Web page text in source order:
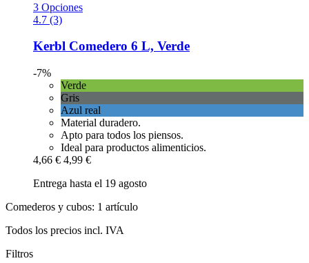
3 Opciones
4.7 (3)
Kerbl Comedero 6 L, Verde
-7%
Verde
Gris
Azul real
Material duradero.
Apto para todos los piensos.
Ideal para productos alimenticios.
4,66 € 4,99 €
Entrega hasta el 19 agosto
Comederos y cubos: 1 artículo
Todos los precios incl. IVA
Filtros